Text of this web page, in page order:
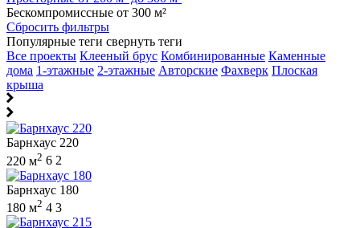
Бескомпромиссные от 300 м²
Сбросить фильтры
Популярные теги свернуть теги
Все проекты Клееный брус Комбинированные Каменные
дома 1-этажные 2-этажные Авторские Фахверк Плоская
крыша
Барнхаус 220
220 м2 6 2
Барнхаус 180
180 м2 4 3